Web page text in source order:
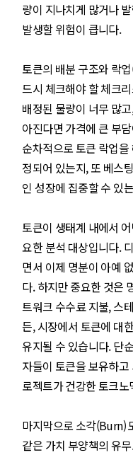
량이 지나치게 많거나
발생할 위험이 큽니다.
토큰의 배분 구조와 락
드시 체크해야 할 체크
배정된 물량이 너무 많
아진다면 가격에 큰 부
순차적으로 토큰 락업
정되어 있는지, 또 베스
인 성장에 집중할 수 있
토큰이 생태계 내에서
요한 분석 대상입니다.
면서 이제 명분이 아예
다. 하지만 중요한 것은
트워크 수수료 지불, 스
든, 시장에서 토큰에 대
유지될 수 있습니다. 단
자들이 토큰을 보유하
로젝트가 건강한 토크
마지막으로 소각(Burn)
같은 가치 부양책의 유